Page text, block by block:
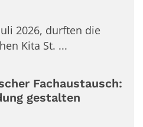
2026, durften die
Kita St. ...
Fachaustausch:
gestalten